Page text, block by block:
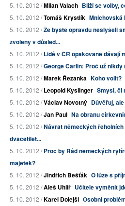
5. 10. 2012 /Milan Valach Blíží se volby,
5. 10. 2012 /Tomáš Krystlík Mnichovská
5. 10. 2012 /Že byste opravdu neslyšeli
zvoleny v důsled...
5. 10. 2012 /Lidé v ČR opakovaně dávají
5. 10. 2012 /George Carlin: Proč už nikdy
5. 10. 2012 /Marek Řezanka Koho volit?
5. 10. 2012 /Leopold Kyslinger Smysl, či
5. 10. 2012 /Václav Novotný Důvěřuj,
5. 10. 2012 /Jan Paul Na obranu
5. 10. 2012 /Návrat německých
dvacetilet...
5. 10. 2012 /Proč by Řád německých
majetek?
5. 10. 2012 /Jindřich Bešťák O lůze s
5. 10. 2012 /Aleš Uhlíř Učitele vyměnit
5. 10. 2012 /Karel Dolejší Osobní